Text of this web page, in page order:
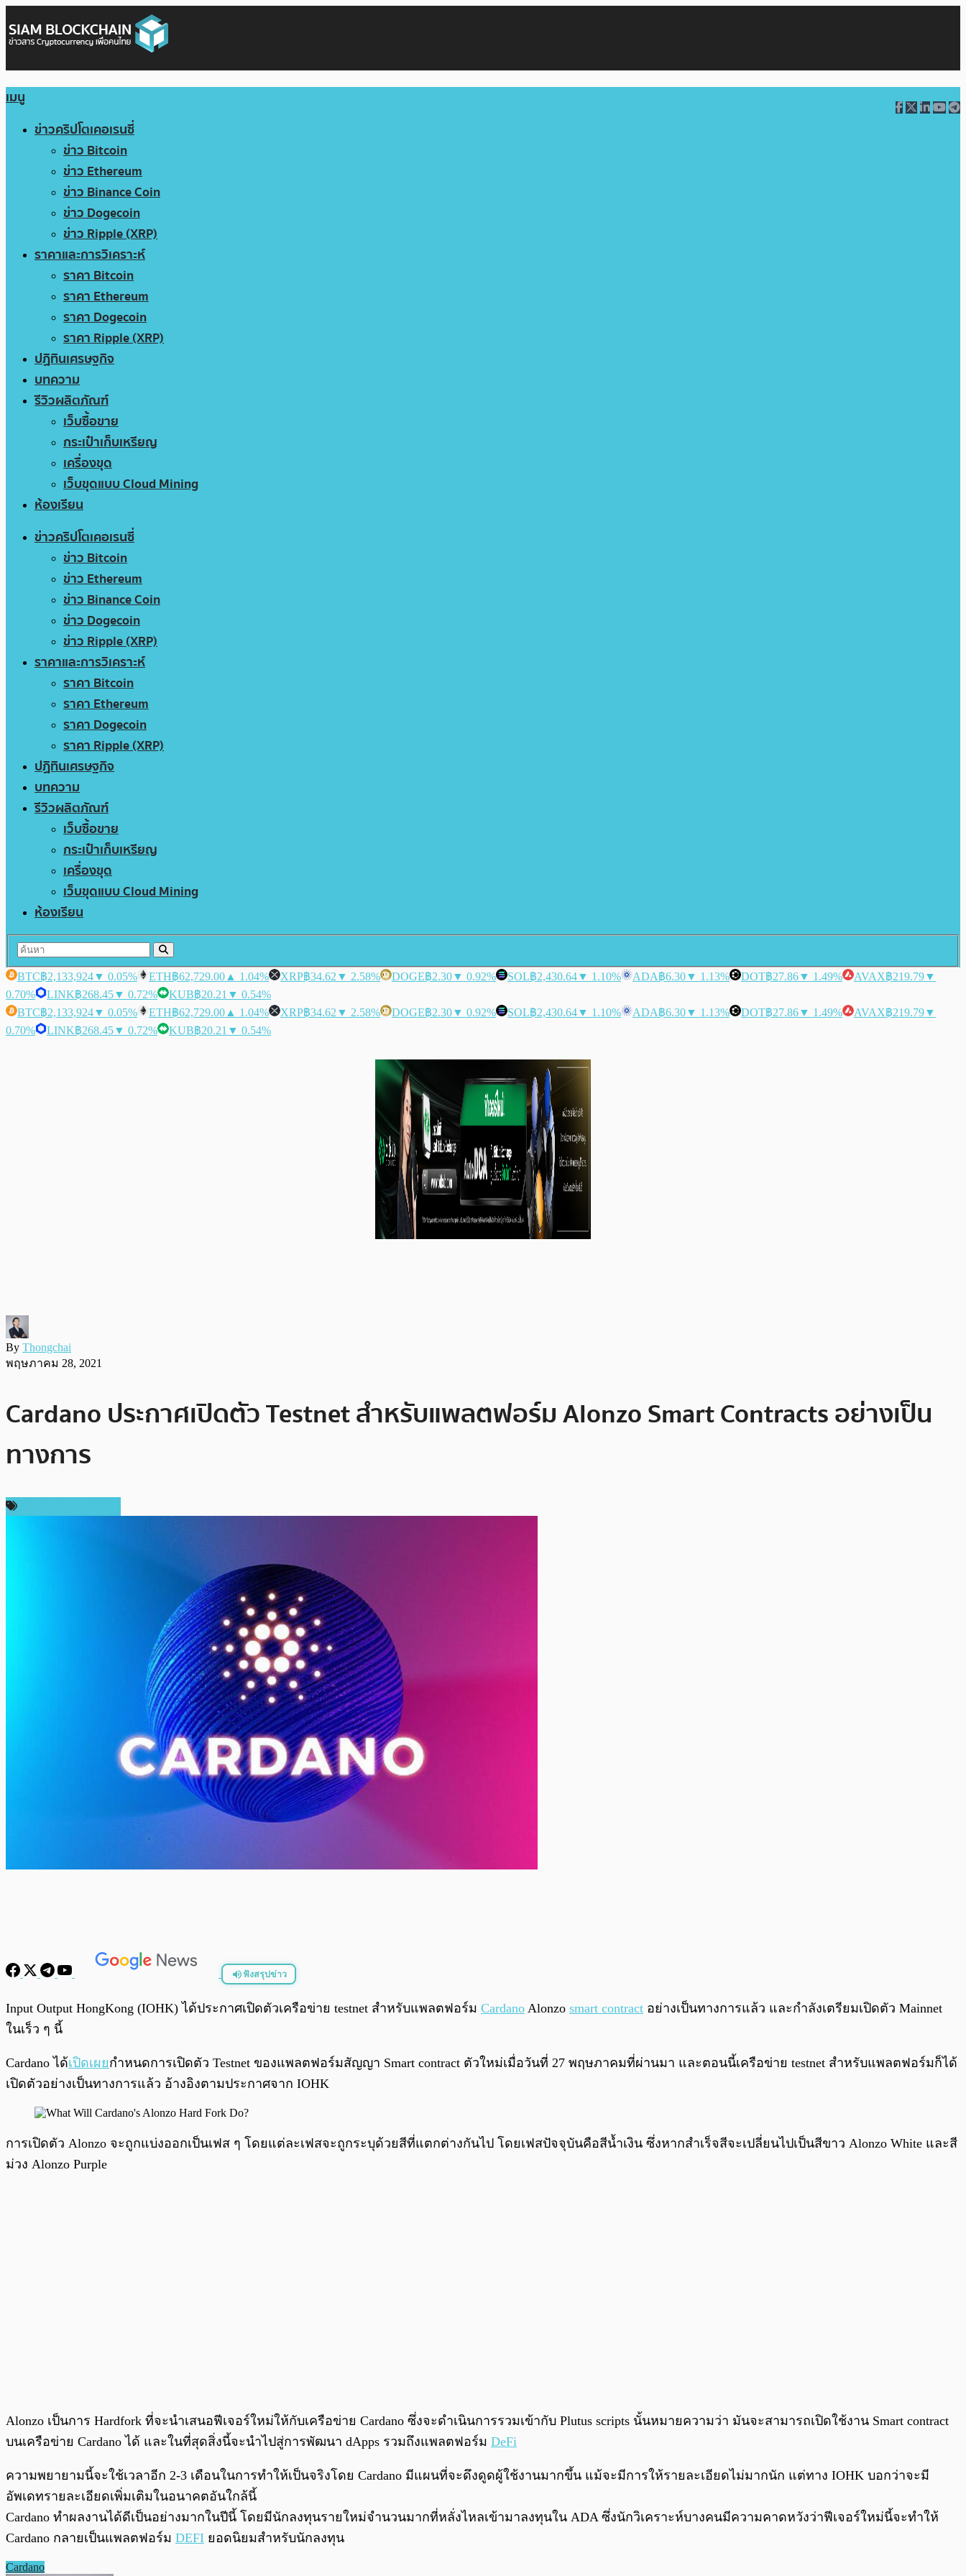
เมนู
ข่าวคริปโตเคอเรนซี่
ข่าว Bitcoin
ข่าว Ethereum
ข่าว Binance Coin
ข่าว Dogecoin
ข่าว Ripple (XRP)
ราคาและการวิเคราะห์
ราคา Bitcoin
ราคา Ethereum
ราคา Dogecoin
ราคา Ripple (XRP)
ปฏิทินเศรษฐกิจ
บทความ
รีวิวผลิตภัณฑ์
เว็บซื้อขาย
กระเป๋าเก็บเหรียญ
เครื่องขุด
เว็บขุดแบบ Cloud Mining
ห้องเรียน
ข่าวคริปโตเคอเรนซี่
ข่าว Bitcoin
ข่าว Ethereum
ข่าว Binance Coin
ข่าว Dogecoin
ข่าว Ripple (XRP)
ราคาและการวิเคราะห์
ราคา Bitcoin
ราคา Ethereum
ราคา Dogecoin
ราคา Ripple (XRP)
ปฏิทินเศรษฐกิจ
บทความ
รีวิวผลิตภัณฑ์
เว็บซื้อขาย
กระเป๋าเก็บเหรียญ
เครื่องขุด
เว็บขุดแบบ Cloud Mining
ห้องเรียน
BTC฿2,133,924▼ 0.05% ETH฿62,729.00 ▲ 1.04% XRP฿34.62 ▼ 2.58% DOGE฿2.30▼ 0.92% SOL฿2,430.64▼ 1.10% ADA฿6.30▼ 1.13% DOT฿27.86▼ 1.49% AVAX฿219.79▼
0.70%
LINK฿268.45▼ 0.72% KUB฿20.21 ▼ 0.54%
BTC฿2,133,924▼ 0.05% ETH฿62,729.00 ▲ 1.04% XRP฿34.62 ▼ 2.58% DOGE฿2.30▼ 0.92% SOL฿2,430.64▼ 1.10% ADA฿6.30▼ 1.13% DOT฿27.86▼ 1.49% AVAX฿219.79▼
0.70%
LINK฿268.45▼ 0.72% KUB฿20.21 ▼ 0.54%
By Thongchai
พฤษภาคม 28, 2021
Cardano ประกาศเปิดตัว Testnet สำหรับแพลตฟอร์ม Alonzo Smart Contracts อย่างเป็น
ทางการ
ฟังสรุปข่าว
พร้อมเล่น 0:00 / 0:00
Input Output HongKong (IOHK) ได้ประกาศเปิดตัวเครือข่าย testnet สำหรับแพลตฟอร์ม Cardano Alonzo smart contract อย่างเป็นทางการแล้ว และกำลังเตรียมเปิดตัว Mainnet
ในเร็ว ๆ นี้
Cardano ได้เปิดเผยกำหนดการเปิดตัว Testnet ของแพลตฟอร์มสัญญา Smart contract ตัวใหม่เมื่อวันที่ 27 พฤษภาคมที่ผ่านมา และตอนนี้เครือข่าย testnet สำหรับแพลตฟอร์มก็ได้
เปิดตัวอย่างเป็นทางการแล้ว อ้างอิงตามประกาศจาก IOHK
การเปิดตัว Alonzo จะถูกแบ่งออกเป็นเฟส ๆ โดยแต่ละเฟสจะถูกระบุด้วยสีที่แตกต่างกันไป โดยเฟสปัจจุบันคือสีน้ำเงิน ซึ่งหากสำเร็จสีจะเปลี่ยนไปเป็นสีขาว Alonzo White และสี
ม่วง Alonzo Purple
Alonzo เป็นการ Hardfork ที่จะนำเสนอฟีเจอร์ใหม่ให้กับเครือข่าย Cardano ซึ่งจะดำเนินการรวมเข้ากับ Plutus scripts นั้นหมายความว่า มันจะสามารถเปิดใช้งาน Smart contract
บนเครือข่าย Cardano ได้ และในที่สุดสิ่งนี้จะนำไปสู่การพัฒนา dApps รวมถึงแพลตฟอร์ม DeFi
ความพยายามนี้จะใช้เวลาอีก 2-3 เดือนในการทำให้เป็นจริงโดย Cardano มีแผนที่จะดึงดูดผู้ใช้งานมากขึ้น แม้จะมีการให้รายละเอียดไม่มากนัก แต่ทาง IOHK บอกว่าจะมี
อัพเดทรายละเอียดเพิ่มเติมในอนาคตอันใกล้นี้
Cardano ทำผลงานได้ดีเป็นอย่างมากในปีนี้ โดยมีนักลงทุนรายใหม่จำนวนมากที่หลั่งไหลเข้ามาลงทุนใน ADA ซึ่งนักวิเคราะห์บางคนมีความคาดหวังว่าฟีเจอร์ใหม่นี้จะทำให้
Cardano กลายเป็นแพลตฟอร์ม DEFI ยอดนิยมสำหรับนักลงทุน
Cardano